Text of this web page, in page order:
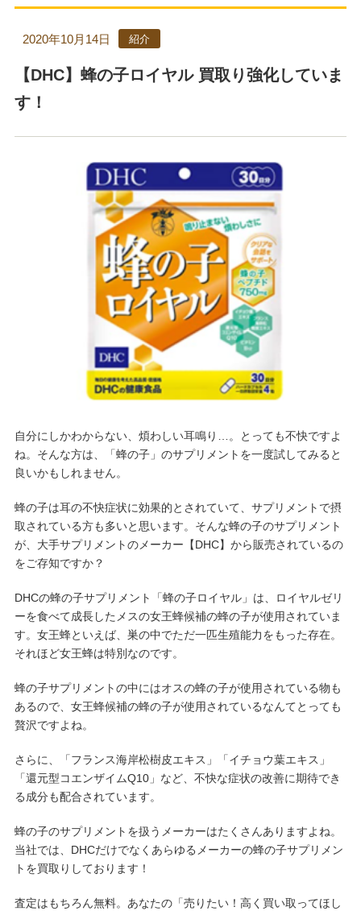
【DHC】蜂の子ロイヤル 買取り強化していま
す！
2020年10月14日 紹介
自分にしかわからない、煩わしい耳鳴り…。とっても不快ですよ
ね。そんな方は、「蜂の子」のサプリメントを一度試してみると
良いかもしれません。
蜂の子は耳の不快症状に効果的とされていて、サプリメントで摂
取されている方も多いと思います。そんな蜂の子のサプリメント
が、大手サプリメントのメーカー【DHC】から販売されているの
をご存知ですか？
DHCの蜂の子サプリメント「蜂の子ロイヤル」は、ロイヤルゼリ
ーを食べて成長したメスの女王蜂候補の蜂の子が使用されていま
す。女王蜂といえば、巣の中でただ一匹生殖能力をもった存在。
それほど女王蜂は特別なのです。
蜂の子サプリメントの中にはオスの蜂の子が使用されている物も
あるので、女王蜂候補の蜂の子が使用されているなんてとっても
贅沢ですよね。
さらに、「フランス海岸松樹皮エキス」「イチョウ葉エキス」
「還元型コエンザイムQ10」など、不快な症状の改善に期待でき
る成分も配合されています。
蜂の子のサプリメントを扱うメーカーはたくさんありますよね。
当社では、DHCだけでなくあらゆるメーカーの蜂の子サプリメン
トを買取りしております！
査定はもちろん無料。あなたの「売りたい！高く買い取ってほし